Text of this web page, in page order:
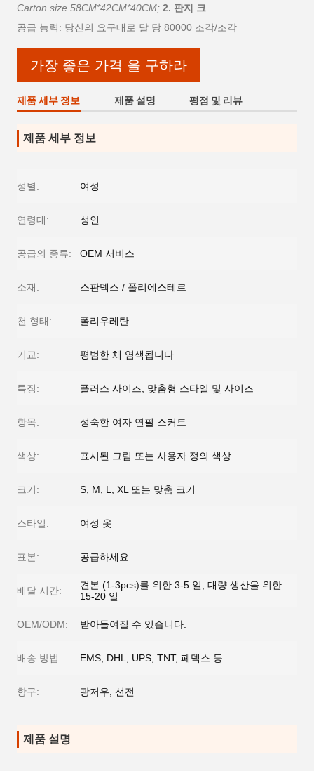
Carton size 58CM*42CM*40CM; 2. 판지 크
공급 능력: 당신의 요구대로 달 당 80000 조각/조각
가장 좋은 가격 을 구하라
제품 세부 정보 제품 설명 평점 및 리뷰
제품 세부 정보
성별: 여성
연령대: 성인
공급의 종류: OEM 서비스
소재: 스판덱스 / 폴리에스테르
천 형태: 폴리우레탄
기교: 평범한 채 염색됩니다
특징: 플러스 사이즈, 맞춤형 스타일 및 사이즈
항목: 성숙한 여자 연필 스커트
색상: 표시된 그림 또는 사용자 정의 색상
크기: S, M, L, XL 또는 맞춤 크기
스타일: 여성 옷
표본: 공급하세요
배달 시간:
견본 (1-3pcs)를 위한 3-5 일, 대량 생산을 위한
15-20 일
OEM/ODM: 받아들여질 수 있습니다.
배송 방법: EMS, DHL, UPS, TNT, 페덱스 등
항구: 광저우, 선전
제품 설명